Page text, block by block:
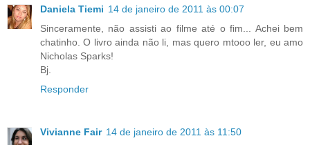
Daniela Tiemi 14 de janeiro de 2011 às 00:07
Sinceramente, não assisti ao filme até o fim... Achei bem
chatinho. O livro ainda não li, mas quero mtooo ler, eu amo
Nicholas Sparks!
Bj.
Responder
Vivianne Fair 14 de janeiro de 2011 às 11:50